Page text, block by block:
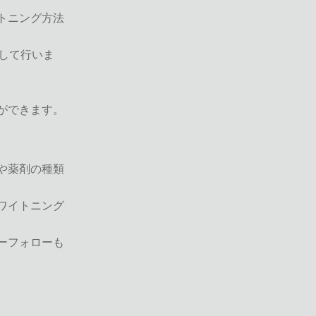
ニング方法
て行いま
きます。
薬剤の種類
イトニング
フォローも